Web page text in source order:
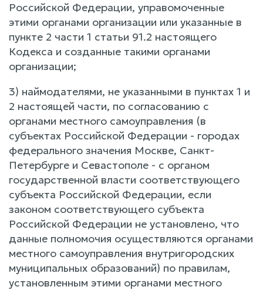
Российской Федерации, управомоченные
этими органами организации или указанные в
пункте 2 части 1 статьи 91.2 настоящего
Кодекса и созданные такими органами
организации;
3) наймодателями, не указанными в пунктах 1 и
2 настоящей части, по согласованию с
органами местного самоуправления (в
субъектах Российской Федерации - городах
федерального значения Москве, Санкт-
Петербурге и Севастополе - с органом
государственной власти соответствующего
субъекта Российской Федерации, если
законом соответствующего субъекта
Российской Федерации не установлено, что
данные полномочия осуществляются органами
местного самоуправления внутригородских
муниципальных образований) по правилам,
установленным этими органами местного